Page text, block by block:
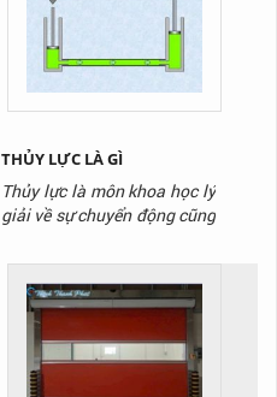
nhiên không phải loại dầu
nào cũng phù hợp với thiết
bị của bạn
THỦY LỰC LÀ GÌ
Thủy lực là môn khoa học lý
giải về sự chuyển động cũng
chất lỏng tồn tại trong môi
trường giới hạn nào đó. Cụ
thể, trong môi trường thủy
lực, chất lỏng sẽ được truyền
tải nhờ lực đẩy tác dụng lên
chất lỏng.